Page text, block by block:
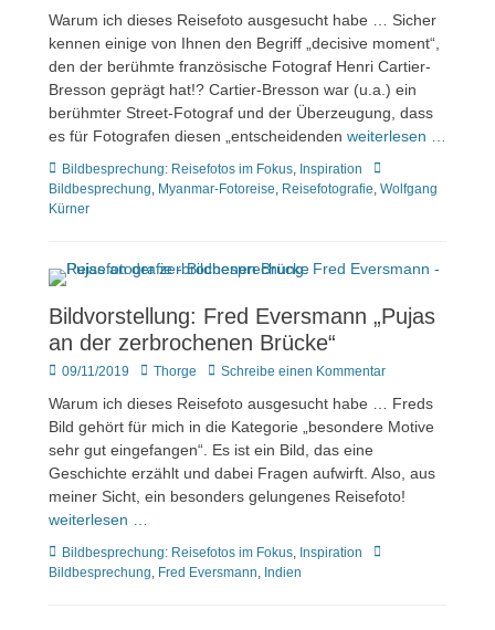
Warum ich dieses Reisefoto ausgesucht habe … Sicher
kennen einige von Ihnen den Begriff „decisive moment“,
den der berühmte französische Fotograf Henri Cartier-
Bresson geprägt hat!? Cartier-Bresson war (u.a.) ein
berühmter Street-Fotograf und der Überzeugung, dass
es für Fotografen diesen „entscheidenden weiterlesen …
Kategorien
Bildbesprechung: Reisefotos im Fokus, Inspiration
Tags
Bildbesprechung, Myanmar-Fotoreise, Reisefotografie, Wolfgang
Kürner
Bildvorstellung: Fred Eversmann „Pujas
an der zerbrochenen Brücke“
Veröffentlicht
09/11/2019 Author
Thorge Schreibe einen Kommentar
Warum ich dieses Reisefoto ausgesucht habe … Freds
Bild gehört für mich in die Kategorie „besondere Motive
sehr gut eingefangen“. Es ist ein Bild, das eine
Geschichte erzählt und dabei Fragen aufwirft. Also, aus
meiner Sicht, ein besonders gelungenes Reisefoto!
weiterlesen …
Kategorien
Bildbesprechung: Reisefotos im Fokus, Inspiration
Tags
Bildbesprechung, Fred Eversmann, Indien